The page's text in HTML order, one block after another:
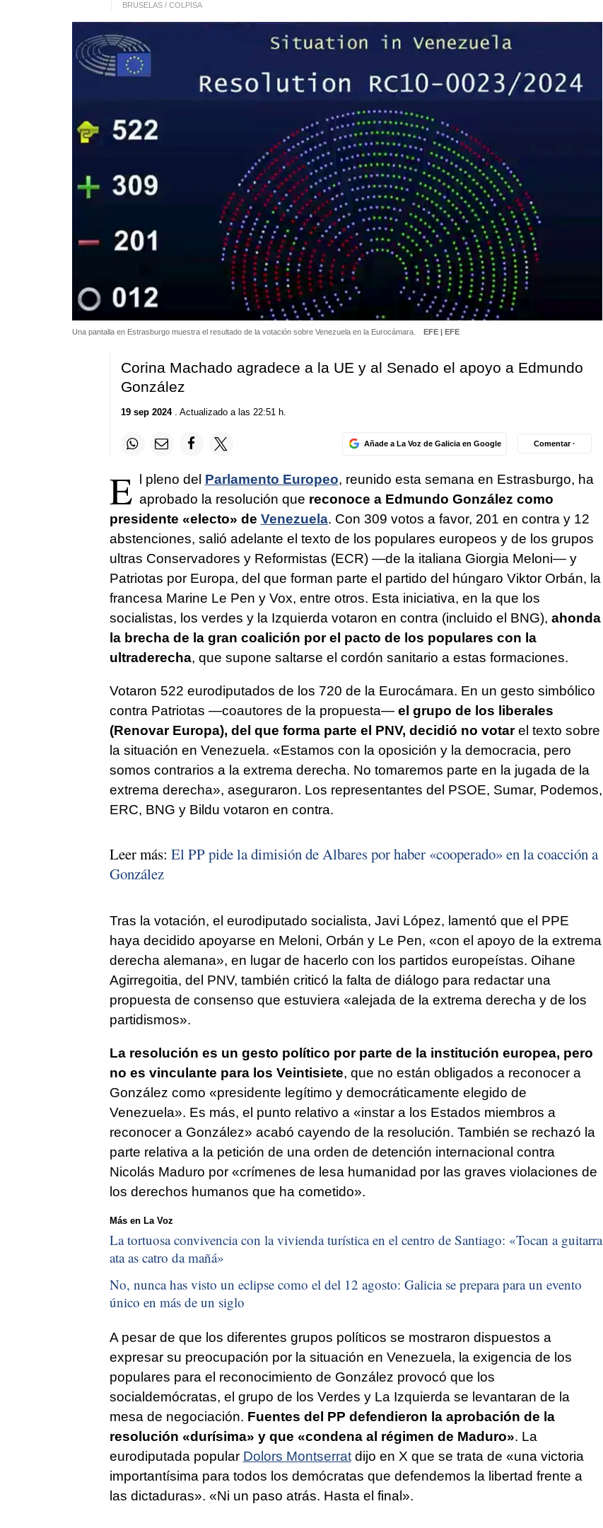
BRUSELAS / COLPISA
Una pantalla en Estrasburgo muestra el resultado de la votación sobre Venezuela en la Eurocámara. EFE | EFE
Corina Machado agradece a la UE y al Senado el apoyo a Edmundo
González
19 sep 2024. Actualizado a las 22:51 h.
Añade a La Voz de Galicia en Google Comentar ·
E l pleno del Parlamento Europeo, reunido esta semana en Estrasburgo, ha
aprobado la resolución que reconoce a Edmundo González como
presidente «electo» de Venezuela. Con 309 votos a favor, 201 en contra y 12
abstenciones, salió adelante el texto de los populares europeos y de los grupos
ultras Conservadores y Reformistas (ECR) —de la italiana Giorgia Meloni— y
Patriotas por Europa, del que forman parte el partido del húngaro Viktor Orbán, la
francesa Marine Le Pen y Vox, entre otros. Esta iniciativa, en la que los
socialistas, los verdes y la Izquierda votaron en contra (incluido el BNG), ahonda
la brecha de la gran coalición por el pacto de los populares con la
ultraderecha, que supone saltarse el cordón sanitario a estas formaciones.
Votaron 522 eurodiputados de los 720 de la Eurocámara. En un gesto simbólico
contra Patriotas —coautores de la propuesta— el grupo de los liberales
(Renovar Europa), del que forma parte el PNV, decidió no votarel texto sobre
la situación en Venezuela. «Estamos con la oposición y la democracia, pero
somos contrarios a la extrema derecha. No tomaremos parte en la jugada de la
extrema derecha», aseguraron. Los representantes del PSOE, Sumar, Podemos,
ERC, BNG y Bildu votaron en contra.
Leer más: El PP pide la dimisión de Albares por haber «cooperado» en la coacción a
González
Tras la votación, el eurodiputado socialista, Javi López, lamentó que el PPE
haya decidido apoyarse en Meloni, Orbán y Le Pen, «con el apoyo de la extrema
derecha alemana», en lugar de hacerlo con los partidos europeístas. Oihane
Agirregoitia, del PNV, también criticó la falta de diálogo para redactar una
propuesta de consenso que estuviera «alejada de la extrema derecha y de los
partidismos».
La resolución es un gesto político por parte de la institución europea, pero
no es vinculante para los Veintisiete, que no están obligados a reconocer a
González como «presidente legítimo y democráticamente elegido de
Venezuela». Es más, el punto relativo a «instar a los Estados miembros a
reconocer a González» acabó cayendo de la resolución. También se rechazó la
parte relativa a la petición de una orden de detención internacional contra
Nicolás Maduro por «crímenes de lesa humanidad por las graves violaciones de
los derechos humanos que ha cometido».
Más en La Voz
La tortuosa convivencia con la vivienda turística en el centro de Santiago: «Tocan a guitarra
ata as catro da mañá»
No, nunca has visto un eclipse como el del 12 agosto: Galicia se prepara para un evento
único en más de un siglo
A pesar de que los diferentes grupos políticos se mostraron dispuestos a
expresar su preocupación por la situación en Venezuela, la exigencia de los
populares para el reconocimiento de González provocó que los
socialdemócratas, el grupo de los Verdes y La Izquierda se levantaran de la
mesa de negociación. Fuentes del PP defendieron la aprobación de la
resolución «durísima» y que «condena al régimen de Maduro». La
eurodiputada popular Dolors Montserratdijo en X que se trata de «una victoria
importantísima para todos los demócratas que defendemos la libertad frente a
las dictaduras». «Ni un paso atrás. Hasta el final».